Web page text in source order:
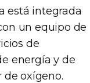
está integrada
un equipo de
de
energía y de
de oxígeno.